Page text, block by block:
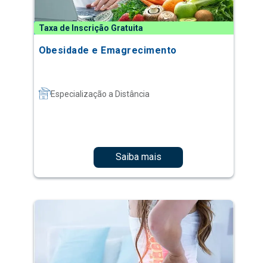
Taxa de Inscrição Gratuita
Obesidade e Emagrecimento
Especialização a Distância
Saiba mais